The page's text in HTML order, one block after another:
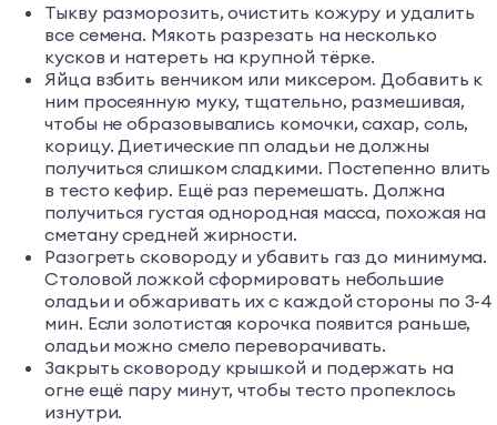
Тыкву разморозить, очистить кожуру и удалить
все семена. Мякоть разрезать на несколько
кусков и натереть на крупной тёрке.
Яйца взбить венчиком или миксером. Добавить к
ним просеянную муку, тщательно, размешивая,
чтобы не образовывались комочки, сахар, соль,
корицу. Диетические пп оладьи не должны
получиться слишком сладкими. Постепенно влить
в тесто кефир. Ещё раз перемешать. Должна
получиться густая однородная масса, похожая на
сметану средней жирности.
Разогреть сковороду и убавить газ до минимума.
Столовой ложкой сформировать небольшие
оладьи и обжаривать их с каждой стороны по 3-4
мин. Если золотистая корочка появится раньше,
оладьи можно смело переворачивать.
Закрыть сковороду крышкой и подержать на
огне ещё пару минут, чтобы тесто пропеклось
изнутри.